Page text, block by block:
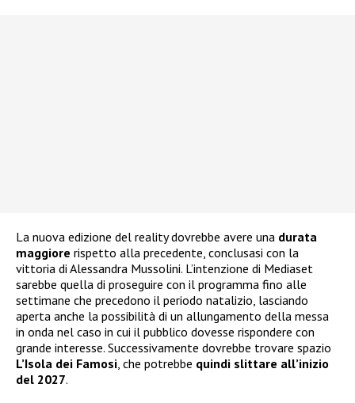
La nuova edizione del reality dovrebbe avere una durata
maggiore rispetto alla precedente, conclusasi con la
vittoria di Alessandra Mussolini. L’intenzione di Mediaset
sarebbe quella di proseguire con il programma fino alle
settimane che precedono il periodo natalizio, lasciando
aperta anche la possibilità di un allungamento della messa
in onda nel caso in cui il pubblico dovesse rispondere con
grande interesse. Successivamente dovrebbe trovare spazio
L’Isola dei Famosi , che potrebbe quindi slittare all’inizio
del 2027.